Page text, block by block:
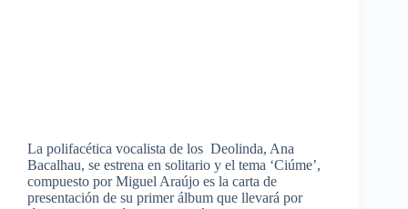
La polifacética vocalista de los Deolinda, Ana
Bacalhau, se estrena en solitario y el tema ‘Ciúme’,
compuesto por Miguel Araújo es la carta de
presentación de su primer álbum que llevará por